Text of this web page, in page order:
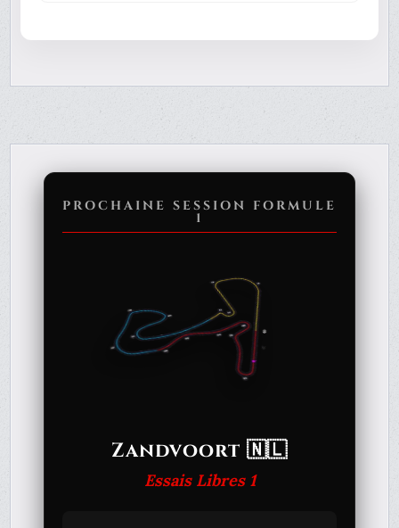
PROCHAINE SESSION FORMULE
1
Zandvoort 🇳🇱
Essais Libres 1